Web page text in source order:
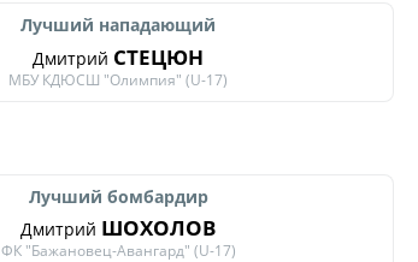
Лучший нападающий
Дмитрий СТЕЦЮН
МБУ КДЮСШ "Олимпия" (U-17)
Лучший бомбардир
Дмитрий ШОХОЛОВ
ФК "Бажановец-Авангард" (U-17)